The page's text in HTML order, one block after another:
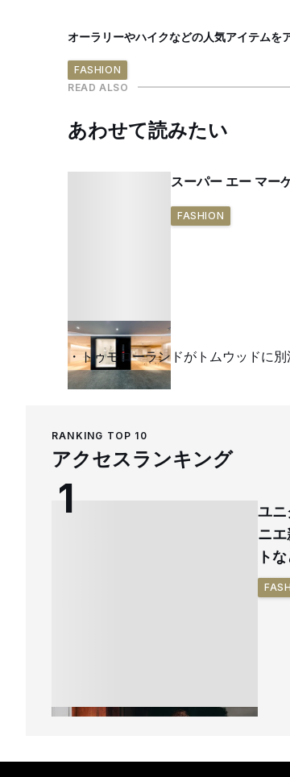
オーラリーやハイクなどの人気アイテム
FASHION
READ ALSO
あわせて読みたい
スーパー エー マー
FASHION
トゥモローランドがトムウッドに
RANKING TOP 10
アクセスランキング
ユニ
ニ
ト